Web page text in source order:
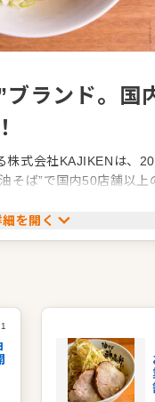
ランド。国
式会社KAJIKENは、
そば”で国内50店舗以
の美味しさ、お客様
ド価値の向上を両軸に
を開く